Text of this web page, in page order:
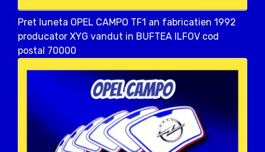
Pret luneta OPEL CAMPO TF1 an fabricatien 1992
producator XYG vandut in BUFTEA ILFOV cod
postal 70000